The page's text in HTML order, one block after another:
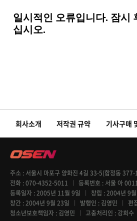
회사소개 저작권 규약 기사구매
주소
서울시 마포구 양화진 4길 33-5(합정동
전화 070-4352-5011 등록번호
서울 아
등록일자 2005년 11월 9일 창립 2004년 9
창간 2004년 9월 23일 발행인 김영민 편
청소년보호책임자 김영민 고충처리인 강희수